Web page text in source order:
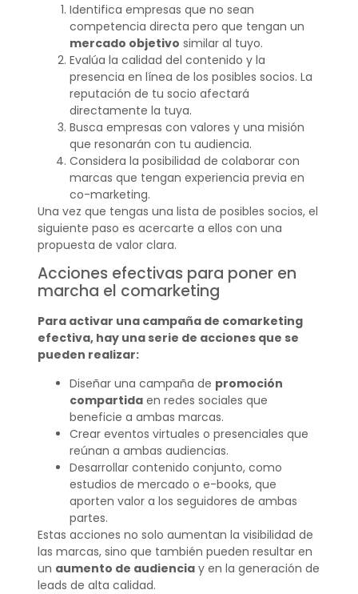
Identifica empresas que no sean
competencia directa pero que tengan un
mercado objetivo similar al tuyo.
Evalúa la calidad del contenido y la
presencia en línea de los posibles socios. La
reputación de tu socio afectará
directamente la tuya.
Busca empresas con valores y una misión
que resonarán con tu audiencia.
Considera la posibilidad de colaborar con
marcas que tengan experiencia previa en
co-marketing.
Una vez que tengas una lista de posibles socios, el
siguiente paso es acercarte a ellos con una
propuesta de valor clara.
Acciones efectivas para poner en
marcha el comarketing
Para activar una campaña de comarketing
efectiva, hay una serie de acciones que se
pueden realizar:
Diseñar una campaña de promoción
compartidaen redes sociales que
beneficie a ambas marcas.
Crear eventos virtuales o presenciales que
reúnan a ambas audiencias.
Desarrollar contenido conjunto, como
estudios de mercado o e-books, que
aporten valor a los seguidores de ambas
partes.
Estas acciones no solo aumentan la visibilidad de
las marcas, sino que también pueden resultar en
un aumento de audienciay en la generación de
leads de alta calidad.